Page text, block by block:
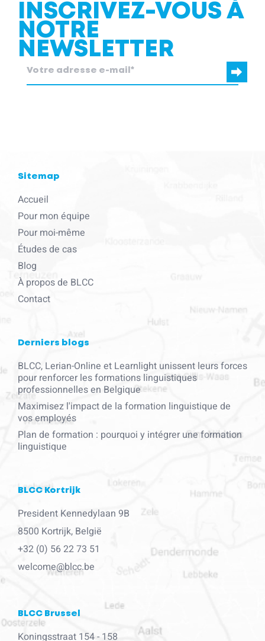
INSCRIVEZ-VOUS À
NOTRE
NEWSLETTER
Sitemap
Accueil
Pour mon équipe
Pour moi-même
Études de cas
Blog
À propos de BLCC
Contact
Derniers blogs
BLCC, Lerian-Online et Learnlight unissent leurs forces
pour renforcer les formations linguistiques
professionnelles en Belgique
Maximisez l'impact de la formation linguistique de
vos employés
Plan de formation : pourquoi y intégrer une formation
linguistique
BLCC Kortrijk
President Kennedylaan 9B
8500 Kortrijk, België
+32 (0) 56 22 73 51
welcome@blcc.be
BLCC Brussel
Koningsstraat 154 - 158